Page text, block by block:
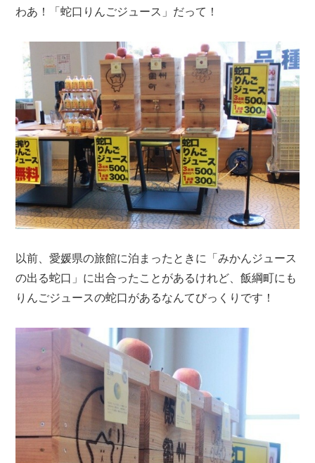
わあ！「蛇口りんごジュース」だって！
以前、愛媛県の旅館に泊まったときに「みかんジュース
の出る蛇口」に出合ったことがあるけれど、飯綱町にも
りんごジュースの蛇口があるなんてびっくりです！